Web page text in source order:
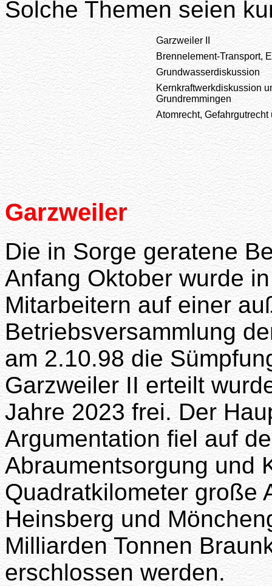
Solche Themen seien
Garzweiler II
Brennelement-Transport,
Grundwasserdiskussion
Kernkraftwerkdiskussion
Grundremmingen
Atomrecht,
Garzweiler
Die in Sorge geratene
Anfang Oktober wurde
Mitarbeitern auf einer
Betriebsversammlung
am 2.10.98 die
Garzweiler II erteilt
Jahre 2023 frei. Der
Argumentation fiel auf
Abraumentsorgung und
Quadratkilometer große
Heinsberg und
Milliarden Tonnen
erschlossen werden.